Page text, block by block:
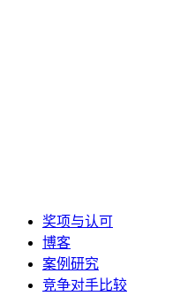
奖项与认可
博客
案例研究
竞争对手比较